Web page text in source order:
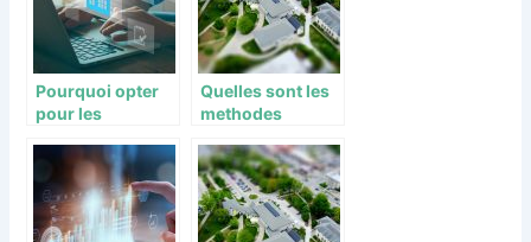
Pourquoi opter
pour les
immobilieres
geolocalisees ?
Quelles sont les
methodes
d’un bien
immobilier ?